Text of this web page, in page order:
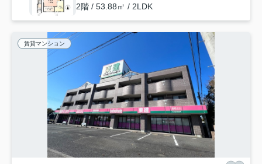
2階 / 53.88㎡ / 2LDK
賃貸マンション